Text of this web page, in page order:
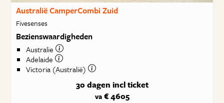
Australië CamperCombi Zuid
Fivesenses
Bezienswaardigheden
Australie
Adelaide
Victoria (Australië)
30 dagen incl ticket
va€ 4605